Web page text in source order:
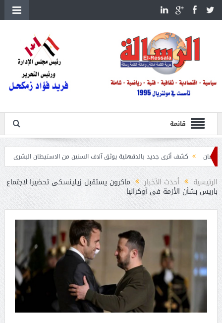
قائمة
كشف أثرى جديد بالدقهلية يوثق آلاف السنين من الاستيطان البشرى اتحاد الكرة يطلب
الرئيسية أحدث الأخبار ماكرون يستقبل زيلينسكى تحضيرا لاجتماع
باريس بشأن الأزمة فى أوكرانيا